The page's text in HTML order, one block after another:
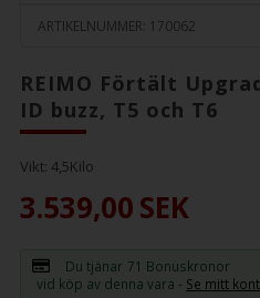
ARTIKELNUMMER: 170062
REIMO Förtält
ID buzz, T5 och T6
Vikt: 4,5Kilo
3.539,00SEK
Du tjänar 71 Bonuskronor
vid köp av denna vara - Se mitt